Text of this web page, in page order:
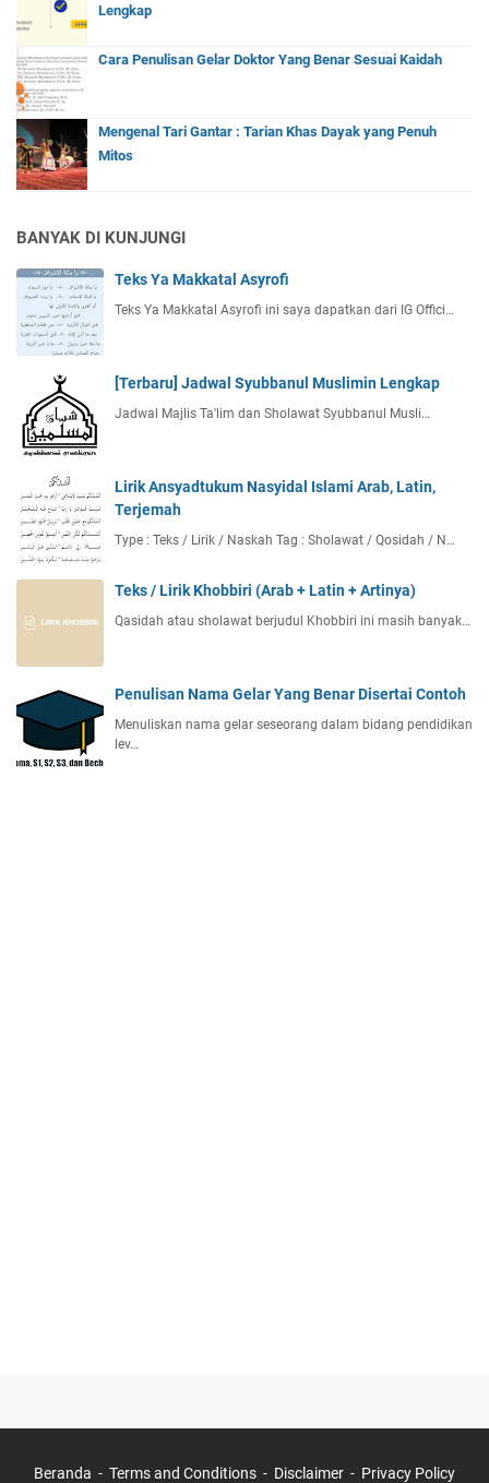
Lengkap
Cara Penulisan Gelar Doktor Yang Benar Sesuai Kaidah
Mengenal Tari Gantar : Tarian Khas Dayak yang Penuh
Mitos
BANYAK DI KUNJUNGI
Teks Ya Makkatal Asyrofi
Teks Ya Makkatal Asyrofi ini saya dapatkan dari IG Offici…
[Terbaru] Jadwal Syubbanul Muslimin Lengkap
Jadwal Majlis Ta'lim dan Sholawat Syubbanul Musli…
Lirik Ansyadtukum Nasyidal Islami Arab, Latin,
Terjemah
Type : Teks / Lirik / Naskah Tag : Sholawat / Qosidah / N…
Teks / Lirik Khobbiri (Arab + Latin + Artinya)
Qasidah atau sholawat berjudul Khobbiri ini masih banyak…
Penulisan Nama Gelar Yang Benar Disertai Contoh
Menuliskan nama gelar seseorang dalam bidang pendidikan
lev…
Beranda Terms and Conditions Disclaimer Privacy Policy